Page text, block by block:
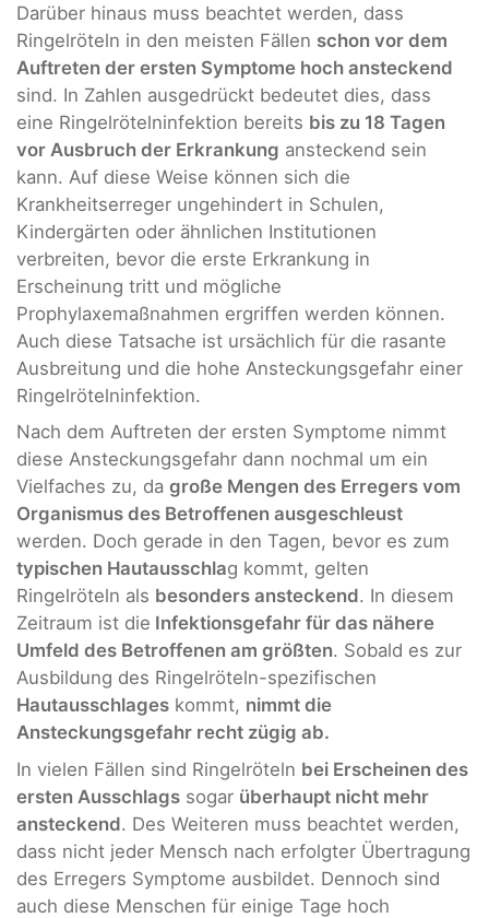
Darüber hinaus muss beachtet werden, dass
Ringelröteln in den meisten Fällen schon vor dem
Auftreten der ersten Symptome hoch ansteckend
sind. In Zahlen ausgedrückt bedeutet dies, dass
eine Ringelrötelninfektion bereits bis zu 18 Tagen
vor Ausbruch der Erkrankung ansteckend sein
kann. Auf diese Weise können sich die
Krankheitserreger ungehindert in Schulen,
Kindergärten oder ähnlichen Institutionen
verbreiten, bevor die erste Erkrankung in
Erscheinung tritt und mögliche
Prophylaxemaßnahmen ergriffen werden können.
Auch diese Tatsache ist ursächlich für die rasante
Ausbreitung und die hohe Ansteckungsgefahr einer
Ringelrötelninfektion.
Nach dem Auftreten der ersten Symptome nimmt
diese Ansteckungsgefahr dann nochmal um ein
Vielfaches zu, da große Mengen des Erregers vom
Organismus des Betroffenen ausgeschleust
werden. Doch gerade in den Tagen, bevor es zum
typischen Hautausschlag kommt, gelten
Ringelröteln als besonders ansteckend. In diesem
Zeitraum ist die Infektionsgefahr für das nähere
Umfeld des Betroffenen am größten. Sobald es zur
Ausbildung des Ringelröteln-spezifischen
Hautausschlages kommt, nimmt die
Ansteckungsgefahr recht zügig ab.
In vielen Fällen sind Ringelröteln bei Erscheinen des
ersten Ausschlags sogar überhaupt nicht mehr
ansteckend. Des Weiteren muss beachtet werden,
dass nicht jeder Mensch nach erfolgter Übertragung
des Erregers Symptome ausbildet. Dennoch sind
auch diese Menschen für einige Tage hoch